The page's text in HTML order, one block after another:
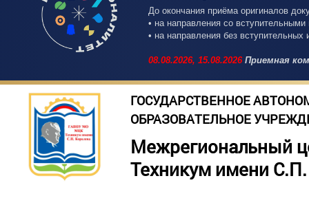
До окончания приёма оригиналов
• на направления со
• на направления без
08.08.2026, 15.08.2026Приемная
ГОСУДАРСТВЕННОЕ
ОБРАЗОВАТЕЛЬНОЕ
Межрегиональный
Техникум имени